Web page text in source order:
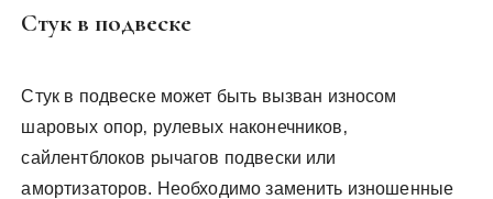
Стук в подвеске
Стук в подвеске может быть вызван износом
шаровых опор‚ рулевых наконечников‚
сайлентблоков рычагов подвески или
амортизаторов. Необходимо заменить изношенные